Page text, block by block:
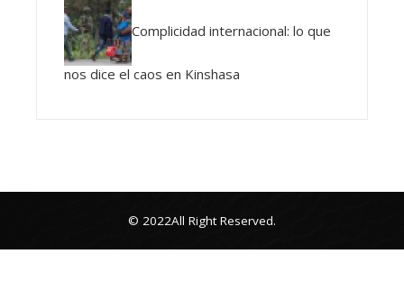
Complicidad internacional: lo que
nos dice el caos en Kinshasa
© 2022All Right Reserved.